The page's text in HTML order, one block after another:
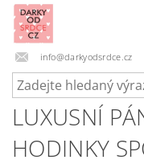
info@darkyodsrdce.cz
LUXUSNÍ
HODINKY